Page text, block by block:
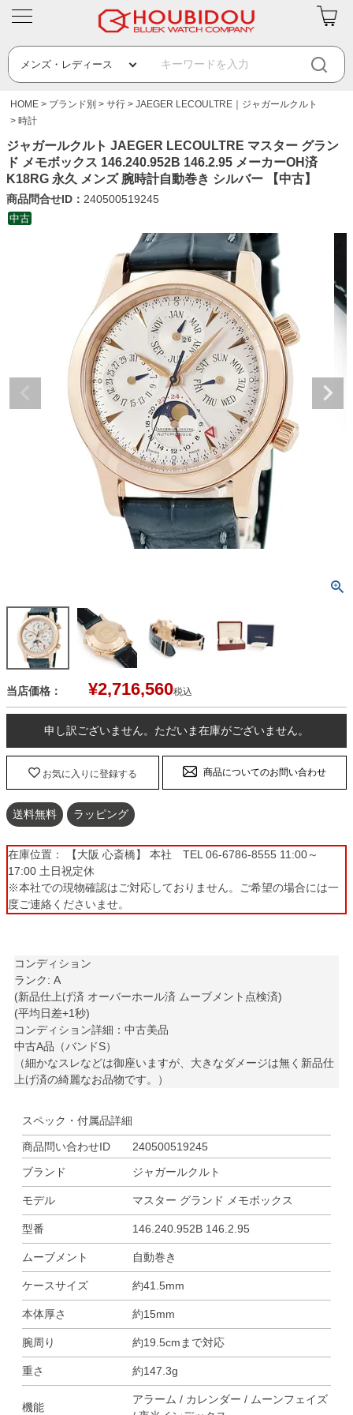
HOME ブランド別 サ行
JAEGER LECOULTRE｜ジャガールクルト
時計
ジャガールクルト JAEGER LECOULTRE マスター グラン
ド メモボックス 146.240.952B 146.2.95 メーカーOH済
K18RG 永久 メンズ 腕時計自動巻き シルバー 【中古】
商品問合せID： 240500519245
中古
当店価格： ¥2,716,560税込
申し訳ございません。ただいま在庫がございません。
お気に入りに登録する 商品についてのお問い合わせ
送料無料 ラッピング
在庫位置： 【大阪 心斎橋】 本社 TEL 06-6786-8555 11:00～
17:00 土日祝定休
※本社での現物確認はご対応しておりません。ご希望の場合には一
度ご連絡くださいませ。
コンディション
ランク: A
(新品仕上げ済 オーバーホール済 ムーブメント点検済)
(平均日差+1秒)
コンディション詳細：中古美品
中古A品（バンドS）
（細かなスレなどは御座いますが、大きなダメージは無く新品仕
上げ済の綺麗なお品物です。）
スペック・付属品詳細
商品問い合わせID
240500519245
ブランド
ジャガールクルト
モデル マスター グランド メモボックス
型番 146.240.952B 146.2.95
ムーブメント 自動巻き
ケースサイズ 約41.5mm
本体厚さ 約15mm
腕周り 約19.5cmまで対応
重さ 約147.3g
機能
アラーム / カレンダー / ムーンフェイズ